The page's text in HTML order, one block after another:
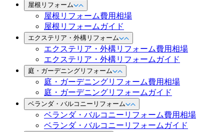
屋根リフォーム
屋根リフォーム費用相場
屋根リフォームガイド
エクステリア・外構リフォーム
エクステリア・外構リフォーム費用相場
エクステリア・外構リフォームガイド
庭・ガーデニングリフォーム
庭・ガーデニングリフォーム費用相場
庭・ガーデニングリフォームガイド
ベランダ・バルコニーリフォーム
ベランダ・バルコニーリフォーム費用相場
ベランダ・バルコニーリフォームガイド